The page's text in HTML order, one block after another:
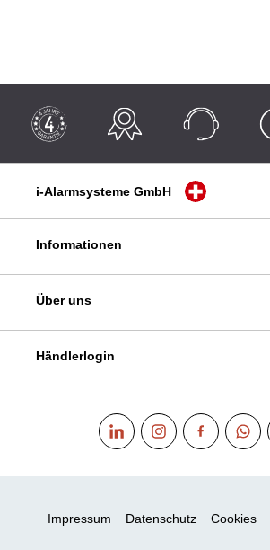
i-Alarmsysteme GmbH
Informationen
Über uns
Händlerlogin
Impressum Datenschutz Cookies